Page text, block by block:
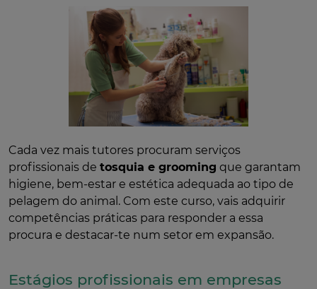
Cada vez mais tutores procuram serviços
profissionais de tosquia e grooming que garantam
higiene, bem-estar e estética adequada ao tipo de
pelagem do animal. Com este curso, vais adquirir
competências práticas para responder a essa
procura e destacar-te num setor em expansão.
Estágios profissionais em empresas